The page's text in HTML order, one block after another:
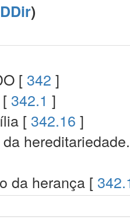
)
[ 342 ]
342.1 ]
[ 342.16 ]
da herança [